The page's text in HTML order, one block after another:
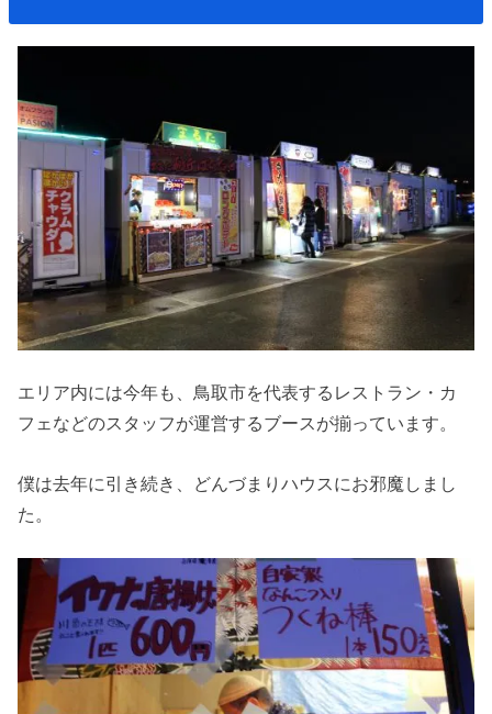
エリア内には今年も、鳥取市を代表するレストラン・カ
フェなどのスタッフが運営するブースが揃っています。
僕は去年に引き続き、どんづまりハウスにお邪魔しまし
た。